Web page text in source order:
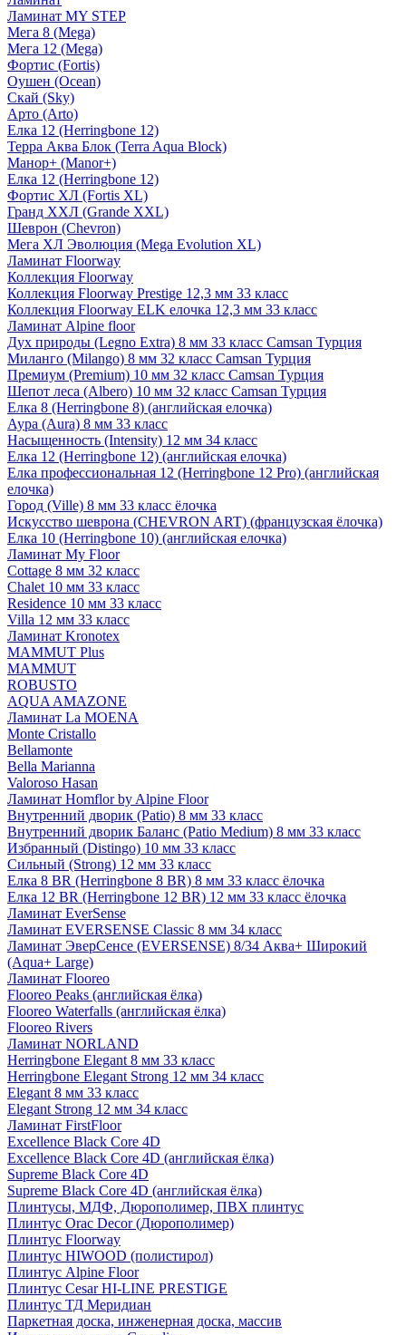
Ламинат MY STEP
Мега 8 (Mega)
Мега 12 (Mega)
Фортис (Fortis)
Оушен (Ocean)
Скай (Sky)
Арто (Arto)
Елка 12 (Herringbone 12)
Терра Аква Блок (Terra Aqua Block)
Манор+ (Manor+)
Елка 12 (Herringbone 12)
Фортис ХЛ (Fortis XL)
Гранд ХХЛ (Grande XXL)
Шеврон (Chevron)
Мега ХЛ Эволюция (Mega Evolution XL)
Ламинат Floorway
Коллекция Floorway
Коллекция Floorway Prestige 12,3 мм 33 класс
Коллекция Floorway ELK елочка 12,3 мм 33 класс
Ламинат Alpine floor
Дух природы (Legno Extra) 8 мм 33 класс Camsan Турция
Миланго (Milango) 8 мм 32 класс Camsan Турция
Премиум (Premium) 10 мм 32 класс Camsan Турция
Шепот леса (Albero) 10 мм 32 класс Camsan Турция
Елка 8 (Herringbone 8) (английская елочка)
Аура (Aura) 8 мм 33 класс
Насыщенность (Intensity) 12 мм 34 класс
Елка 12 (Herringbone 12) (английская елочка)
Елка профессиональная 12 (Herringbone 12 Pro) (английская
елочка)
Город (Ville) 8 мм 33 класс ёлочка
Искусство шеврона (CHEVRON ART) (французская ёлочка)
Елка 10 (Herringbone 10) (английская елочка)
Ламинат My Floor
Cottage 8 мм 32 класс
Chalet 10 мм 33 класс
Residence 10 мм 33 класс
Villa 12 мм 33 класс
Ламинат Kronotex
MAMMUT Plus
MAMMUT
ROBUSTO
AQUA AMAZONE
Ламинат La MOENA
Monte Cristallo
Bellamonte
Bella Marianna
Valoroso Hasan
Ламинат Homflor by Alpine Floor
Внутренний дворик (Patio) 8 мм 33 класс
Внутренний дворик Баланс (Patio Medium) 8 мм 33 класс
Избранный (Distingo) 10 мм 33 класс
Сильный (Strong) 12 мм 33 класс
Елка 8 BR (Herringbone 8 BR) 8 мм 33 класс ёлочка
Елка 12 BR (Herringbone 12 BR) 12 мм 33 класс ёлочка
Ламинат EverSense
Ламинат EVERSENSE Classic 8 мм 34 класс
Ламинат ЭверСенсе (EVERSENSE) 8/34 Аква+ Широкий
(Aqua+ Large)
Ламинат Flooreo
Flooreo Peaks (английская ёлка)
Flooreo Waterfalls (английская ёлка)
Flooreo Rivers
Ламинат NORLAND
Herringbone Elegant 8 мм 33 класс
Herringbone Elegant Strong 12 мм 34 класс
Elegant 8 мм 33 класс
Elegant Strong 12 мм 34 класс
Ламинат FirstFloor
Excellence Black Core 4D
Excellence Black Core 4D (английская ёлка)
Supreme Black Core 4D
Supreme Black Core 4D (английская ёлка)
Плинтусы, МДФ, Дюрополимер, ПВХ плинтус
Плинтус Orac Decor (Дюрополимер)
Плинтус Floorway
Плинтус HIWOOD (полистирол)
Плинтус Alpine Floor
Плинтус Cesar HI-LINE PRESTIGE
Плинтус ТД Меридиан
Паркетная доска, инженерная доска, массив